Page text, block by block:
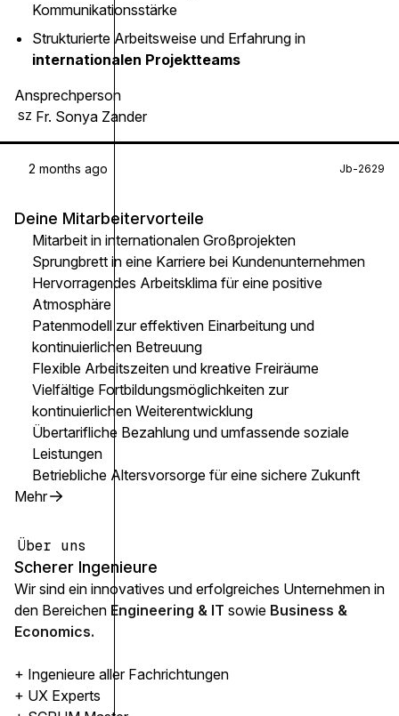
Kommunikationsstärke
Strukturierte Arbeitsweise und Erfahrung in
internationalen Projektteams
Ansprechperson
SZ Fr. Sonya Zander
2 months ago Jb-2629
Über uns
Scherer Ingenieure
Wir sind ein innovatives und erfolgreiches Unternehmen in
den Bereichen Engineering & IT sowie Business &
Economics.
+ Ingenieure aller Fachrichtungen
+ UX Experts
Deine Mitarbeitervorteile
Mitarbeit in internationalen Großprojekten
Sprungbrett in eine Karriere bei Kundenunternehmen
Hervorragendes Arbeitsklima für eine positive
Atmosphäre
Patenmodell zur effektiven Einarbeitung und
kontinuierlichen Betreuung
Flexible Arbeitszeiten und kreative Freiräume
Vielfältige Fortbildungsmöglichkeiten zur
kontinuierlichen Weiterentwicklung
Übertarifliche Bezahlung und umfassende soziale
Leistungen
Betriebliche Altersvorsorge für eine sichere Zukunft
Mehr